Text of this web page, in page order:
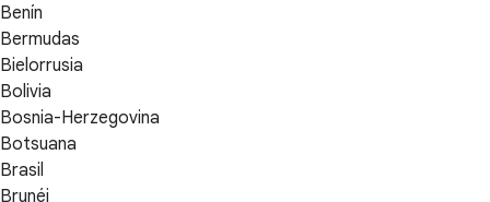
Benín
Bermudas
Bielorrusia
Bolivia
Bosnia-Herzegovina
Botsuana
Brasil
Brunéi